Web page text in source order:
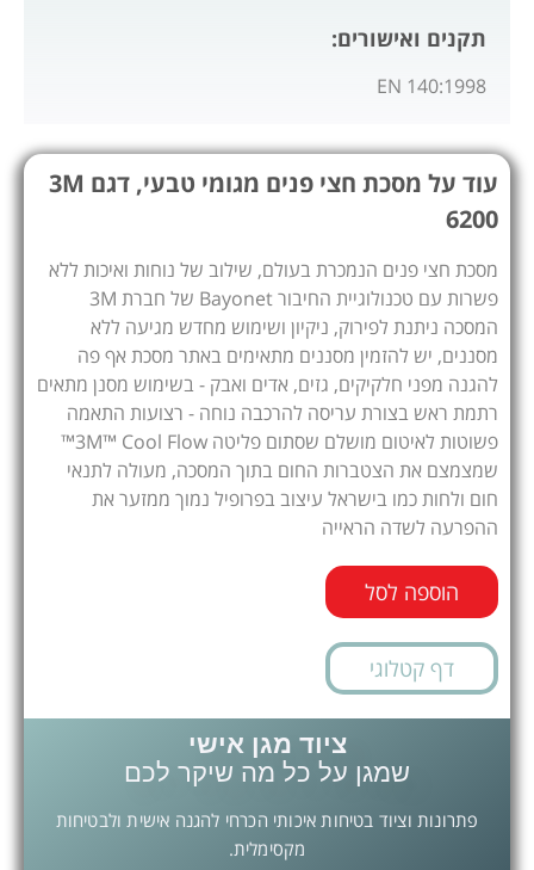
תקנים ואישורים:
EN 140:1998
עוד על מסכת חצי פנים מגומי טבעי, דגם 3M
6200
מסכת חצי פנים הנמכרת בעולם, שילוב של נוחות ואיכות ללא
פשרות עם טכנולוגיית החיבור Bayonet של חברת 3M
המסכה ניתנת לפירוק, ניקיון ושימוש מחדש מגיעה ללא
מסננים, יש להזמין מסננים מתאימים באתר מסכת אף פה
להגנה מפני חלקיקים, גזים, אדים ואבק - בשימוש מסנן מתאים
רתמת ראש בצורת עריסה להרכבה נוחה - רצועות התאמה
פשוטות לאיטום מושלם שסתום פליטה 3M™ Cool Flow™
שמצמצם את הצטברות החום בתוך המסכה, מעולה לתנאי
חום ולחות כמו בישראל עיצוב בפרופיל נמוך ממזער את
ההפרעה לשדה הראייה
הוספה לסל
דף קטלוגי
ציוד מגן אישי
שמגן על כל מה שיקר לכם
פתרונות וציוד בטיחות איכותי הכרחי להגנה אישית ולבטיחות
מקסימלית.